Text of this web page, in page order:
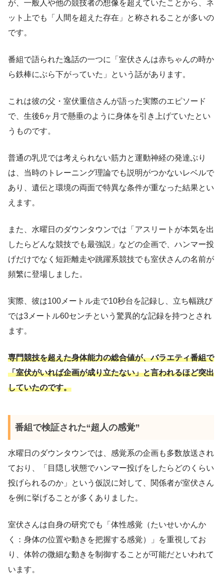
が、一般人や他の競技者の想像を超えていたことから、ネ
ット上でも「人間を超えた存在」と称されることが多いの
です。
番組で語られた逸話の一つに「室伏さんは赤ちゃんの時か
ら鉄棒にぶら下がっていた」という話があります。
これは彼の父・室伏重信さんが語った実際のエピソード
で、生後6ヶ月で懸垂のように身体を引き上げていたとい
うものです。
普通の乳児では考えられない筋力と運動神経の発達ぶり
は、当時のトレーニング理論でも説明がつかないレベルで
あり、遺伝と環境の両面で特異な条件が重なった結果とい
えます。
また、水曜日のダウンタウンでは「アスリートが本気を出
したらどんな競技でも最強説」などの企画で、ハンマー投
げだけでなく短距離走や跳躍系競技でも室伏さんの名前が
頻繁に登場しました。
実際、彼は100メートル走で10秒台を記録し、立ち幅跳び
では3メートル60センチという驚異的な記録を持つとされ
ます。
専門競技を超えた身体能力の総合値が、バラエティ番組で
「室伏がいれば企画が成り立たない」と言われるほど突出
していたのです。
番組で検証された“超人の感覚”
水曜日のダウンタウンでは、感覚系の企画も多数放送され
ており、「目隠し状態でハンマー投げをしたらどのくらい
投げられるのか」という仮説に対して、関係者が室伏さん
を例に挙げることが多くありました。
室伏さんは自身の研究でも「体性感覚（たいせいかんか
く：身体の位置や動きを把握する感覚）」を重視してお
り、体幹の微細な動きを制御することが可能だといわれて
います。